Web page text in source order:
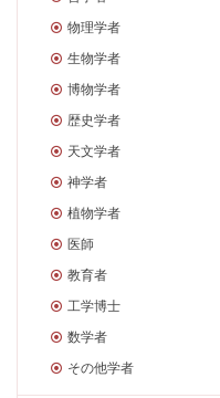
物理学者
生物学者
博物学者
歴史学者
天文学者
神学者
植物学者
医師
教育者
工学博士
数学者
その他学者